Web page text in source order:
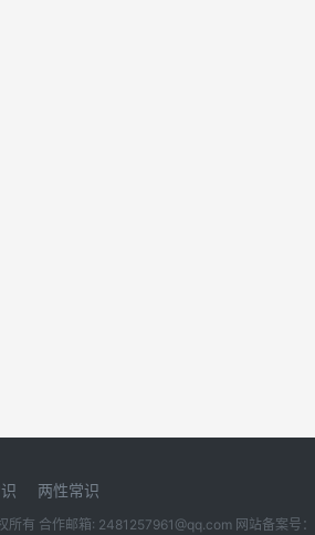
两性常识
有 合作邮箱: 2481257961@qq.com 网站备案号：